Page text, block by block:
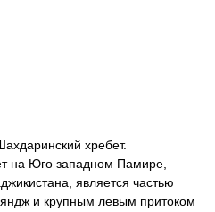
хребет.
на Юго западном Памире,
является частью
и крупным левым притоком